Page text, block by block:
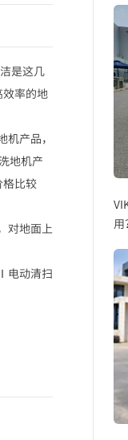
是这几
率的地
产品，
地机产
格比较
对地面上
电动清扫
用